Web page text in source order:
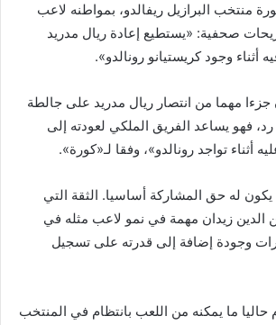
منتخب البرازيل ريفالدو، بمواطنه لاعب
صحفية: «يستطيع إعادة ريال مدريد
أثناء وجود كريستيانو رونالدو».
جزءا مهما من انتصار ريال مدريد على جالطة
فهو يساعد الفريق الملكي لعودته إلى
أثناء تواجد رونالدو»، وفقا لـ«كورة».
له حق المشاركة أساسيا. الثقة التي
الدين زيدان مهمة في نمو لاعب مثله في
وجودة إضافة إلى قدرته على تسجيل
حاليا ما يمكنه من اللعب بانتظام في المنتخب